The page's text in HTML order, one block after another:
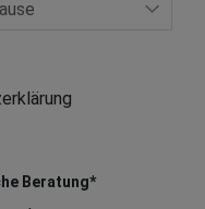
Beratung*